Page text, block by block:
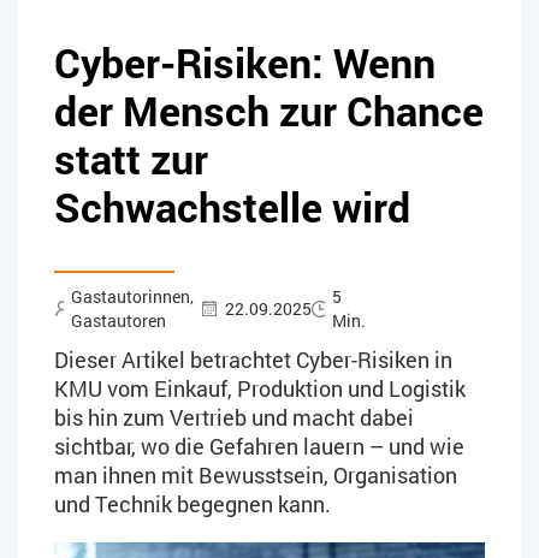
Cyber-Risiken: Wenn
der Mensch zur Chance
statt zur
Schwachstelle wird
Gastautorinnen,
Gastautoren
22.09.2025
5
Min.
Dieser Artikel betrachtet Cyber-Risiken in
KMU vom Einkauf, Produktion und Logistik
bis hin zum Vertrieb und macht dabei
sichtbar, wo die Gefahren lauern – und wie
man ihnen mit Bewusstsein, Organisation
und Technik begegnen kann.